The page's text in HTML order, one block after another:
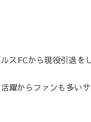
スFCから現役引退を
躍からファンも多い